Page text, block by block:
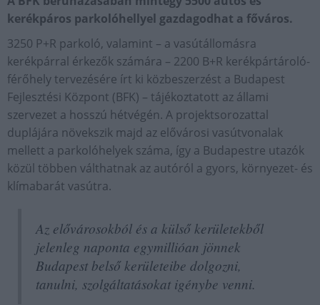
kerékpáros parkolóhellyel gazdagodhat a főváros.
3250 P+R parkoló, valamint – a vasútállomásra
kerékpárral érkezők számára – 2200 B+R kerékpártároló-
férőhely tervezésére írt ki közbeszerzést a Budapest
Fejlesztési Központ (BFK) – tájékoztatott az állami
szervezet a hosszú hétvégén. A projektsorozattal
duplájára növekszik majd az elővárosi vasútvonalak
mellett a parkolóhelyek száma, így a Budapestre utazók
közül többen válthatnak az autóról a gyors, környezet- és
klímabarát vasútra.
Az elővárosokból és a külső kerületekből
jelenleg naponta egymillióan jönnek
Budapest belső kerületeibe dolgozni,
tanulni, szolgáltatásokat igénybe venni.